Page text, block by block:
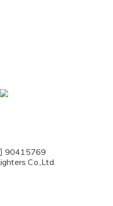
90415769
Co.,Ltd.